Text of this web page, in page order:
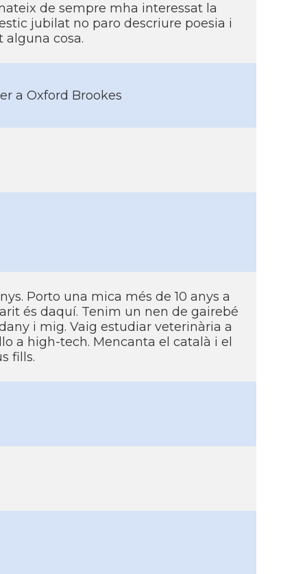
de sempre mha interessat la
jubilat no paro descriure poesia i
alguna cosa.
a Oxford Brookes
Porto una mica més de 10 anys a
és daquí. Tenim un nen de gairebé
i mig. Vaig estudiar veterinària a
a high-tech. Mencanta el català i el
fills.